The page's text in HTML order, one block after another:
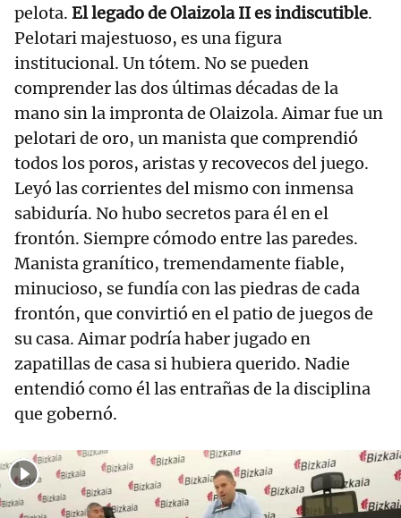
pelota. El legado de Olaizola II es indiscutible.
Pelotari majestuoso, es una figura
institucional. Un tótem. No se pueden
comprender las dos últimas décadas de la
mano sin la impronta de Olaizola. Aimar fue un
pelotari de oro, un manista que comprendió
todos los poros, aristas y recovecos del juego.
Leyó las corrientes del mismo con inmensa
sabiduría. No hubo secretos para él en el
frontón. Siempre cómodo entre las paredes.
Manista granítico, tremendamente fiable,
minucioso, se fundía con las piedras de cada
frontón, que convirtió en el patio de juegos de
su casa. Aimar podría haber jugado en
zapatillas de casa si hubiera querido. Nadie
entendió como él las entrañas de la disciplina
que gobernó.